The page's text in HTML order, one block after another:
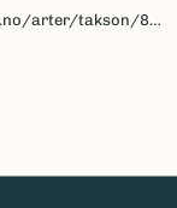
86516/beskrivelse